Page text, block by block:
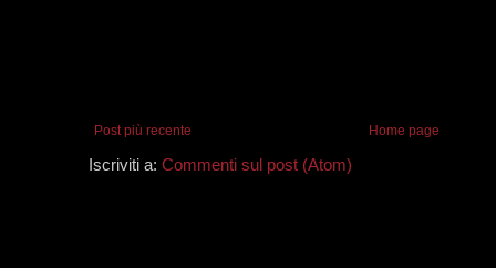
Post più recente Home page
Iscriviti a: Commenti sul post (Atom)